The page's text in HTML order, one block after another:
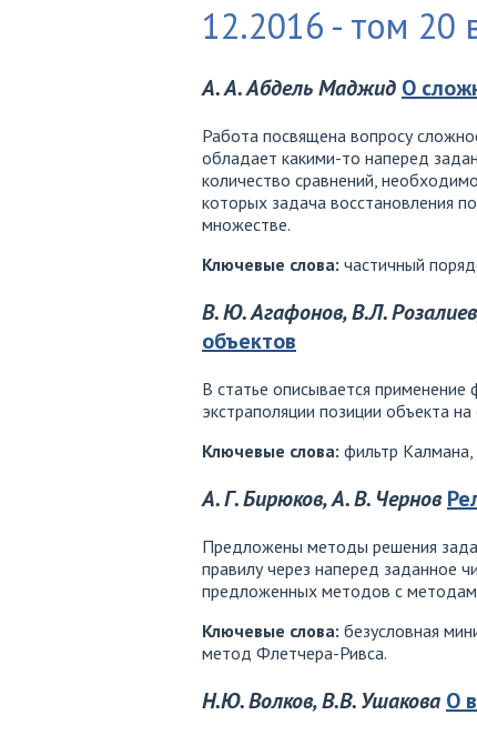
12.2016 - том 20
А. А. Абдель Маджид О
Работа посвящена вопросу
обладает какими-то наперед
количество сравнений,
которых задача восстановления
множестве.
Ключевые слова: частичный
В. Ю. Агафонов, В.Л.
объектов
В статье описывается
экстраполяции позиции объекта
Ключевые слова: фильтр Калмана,
А. Г. Бирюков, А. В. Чернов
Предложены методы решения
правилу через наперед заданное
предложенных методов с
Ключевые слова: безусловная
метод Флетчера-Ривса.
Н.Ю. Волков, В.В. Ушакова О